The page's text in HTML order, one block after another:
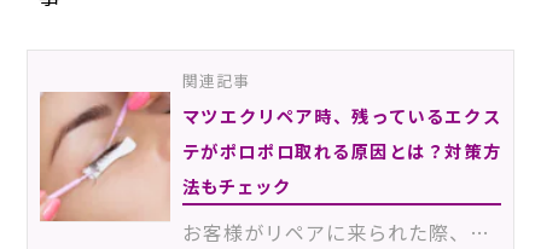
関連記事
マツエクリペア時、残っているエクス
テがポロポロ取れる原因とは？対策方
法もチェック
お客様がリペアに来られた際、残っているエクステを確認させていただくと、ツイザーでちょっと触れただけ…